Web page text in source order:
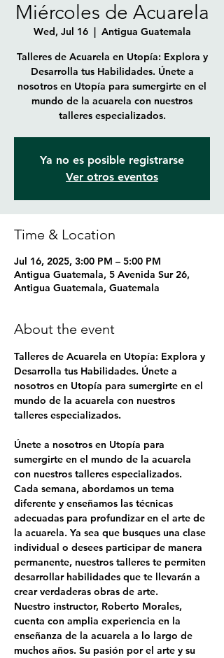
Miércoles de Acuarela
Wed, Jul 16
  |
Antigua Guatemala
Talleres de Acuarela en Utopía: Explora y
Desarrolla tus Habilidades. Únete a
nosotros en Utopía para sumergirte en el
mundo de la acuarela con nuestros
talleres especializados.
Ya no es posible registrarse
Ver otros eventos
Time & Location
Jul 16, 2025, 3:00 PM – 5:00 PM
Antigua Guatemala, 5 Avenida Sur 26,
Antigua Guatemala, Guatemala
About the event
Talleres de Acuarela en Utopía: Explora y
Desarrolla tus Habilidades. Únete a
nosotros en Utopía para sumergirte en el
mundo de la acuarela con nuestros
talleres especializados.
Únete a nosotros en Utopía para
sumergirte en el mundo de la acuarela
con nuestros talleres especializados.
Cada semana, abordamos un tema
diferente y enseñamos las técnicas
adecuadas para profundizar en el arte de
la acuarela. Ya sea que busques una clase
individual o desees participar de manera
permanente, nuestros talleres te permiten
desarrollar habilidades que te llevarán a
crear verdaderas obras de arte.
Nuestro instructor, Roberto Morales,
cuenta con amplia experiencia en la
enseñanza de la acuarela a lo largo de
muchos años. Su pasión por el arte y su